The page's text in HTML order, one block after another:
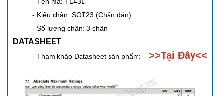
- Tên mã: TL431
- Kiểu chân: SOT23 (Chân dán)
- Số lượng chân: 3 chân
DATASHEET
- Tham khảo Datasheet sản phẩm: >>Tại Đây<<